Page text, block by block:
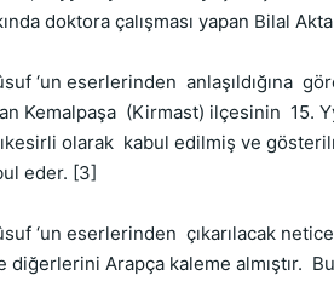
doktora çalışması yapan Bilal
‘un eserlerinden  anlaşıldığına
Kemalpaşa  (Kirmast) ilçesinin  15.
olarak  kabul edilmiş ve
eder. [3]
‘un eserlerinden  çıkarılacak
Arapça kaleme almıştır.